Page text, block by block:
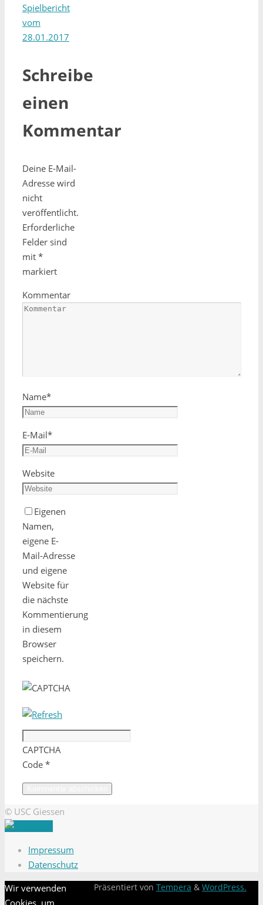
Spielbericht
vom
28.01.2017
Schreibe
einen
Kommentar
Deine E-Mail-
Adresse wird
nicht
veröffentlicht.
Erforderliche
Felder sind
mit *
markiert
Kommentar
Name*
E-Mail*
Website
Eigenen
Namen,
eigene E-
Mail-Adresse
und eigene
Website für
die nächste
Kommentierung
in diesem
Browser
speichern.
CAPTCHA
Code *
© USC Giessen
Impressum
Datenschutz
Präsentiert von Tempera & WordPress.
Wir verwenden
Cookies, um